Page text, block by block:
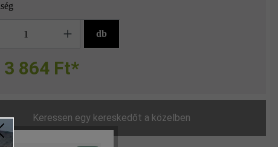
db
3 864 Ft*
Keressen egy kereskedőt a közelben